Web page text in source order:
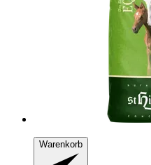
Warenkorb